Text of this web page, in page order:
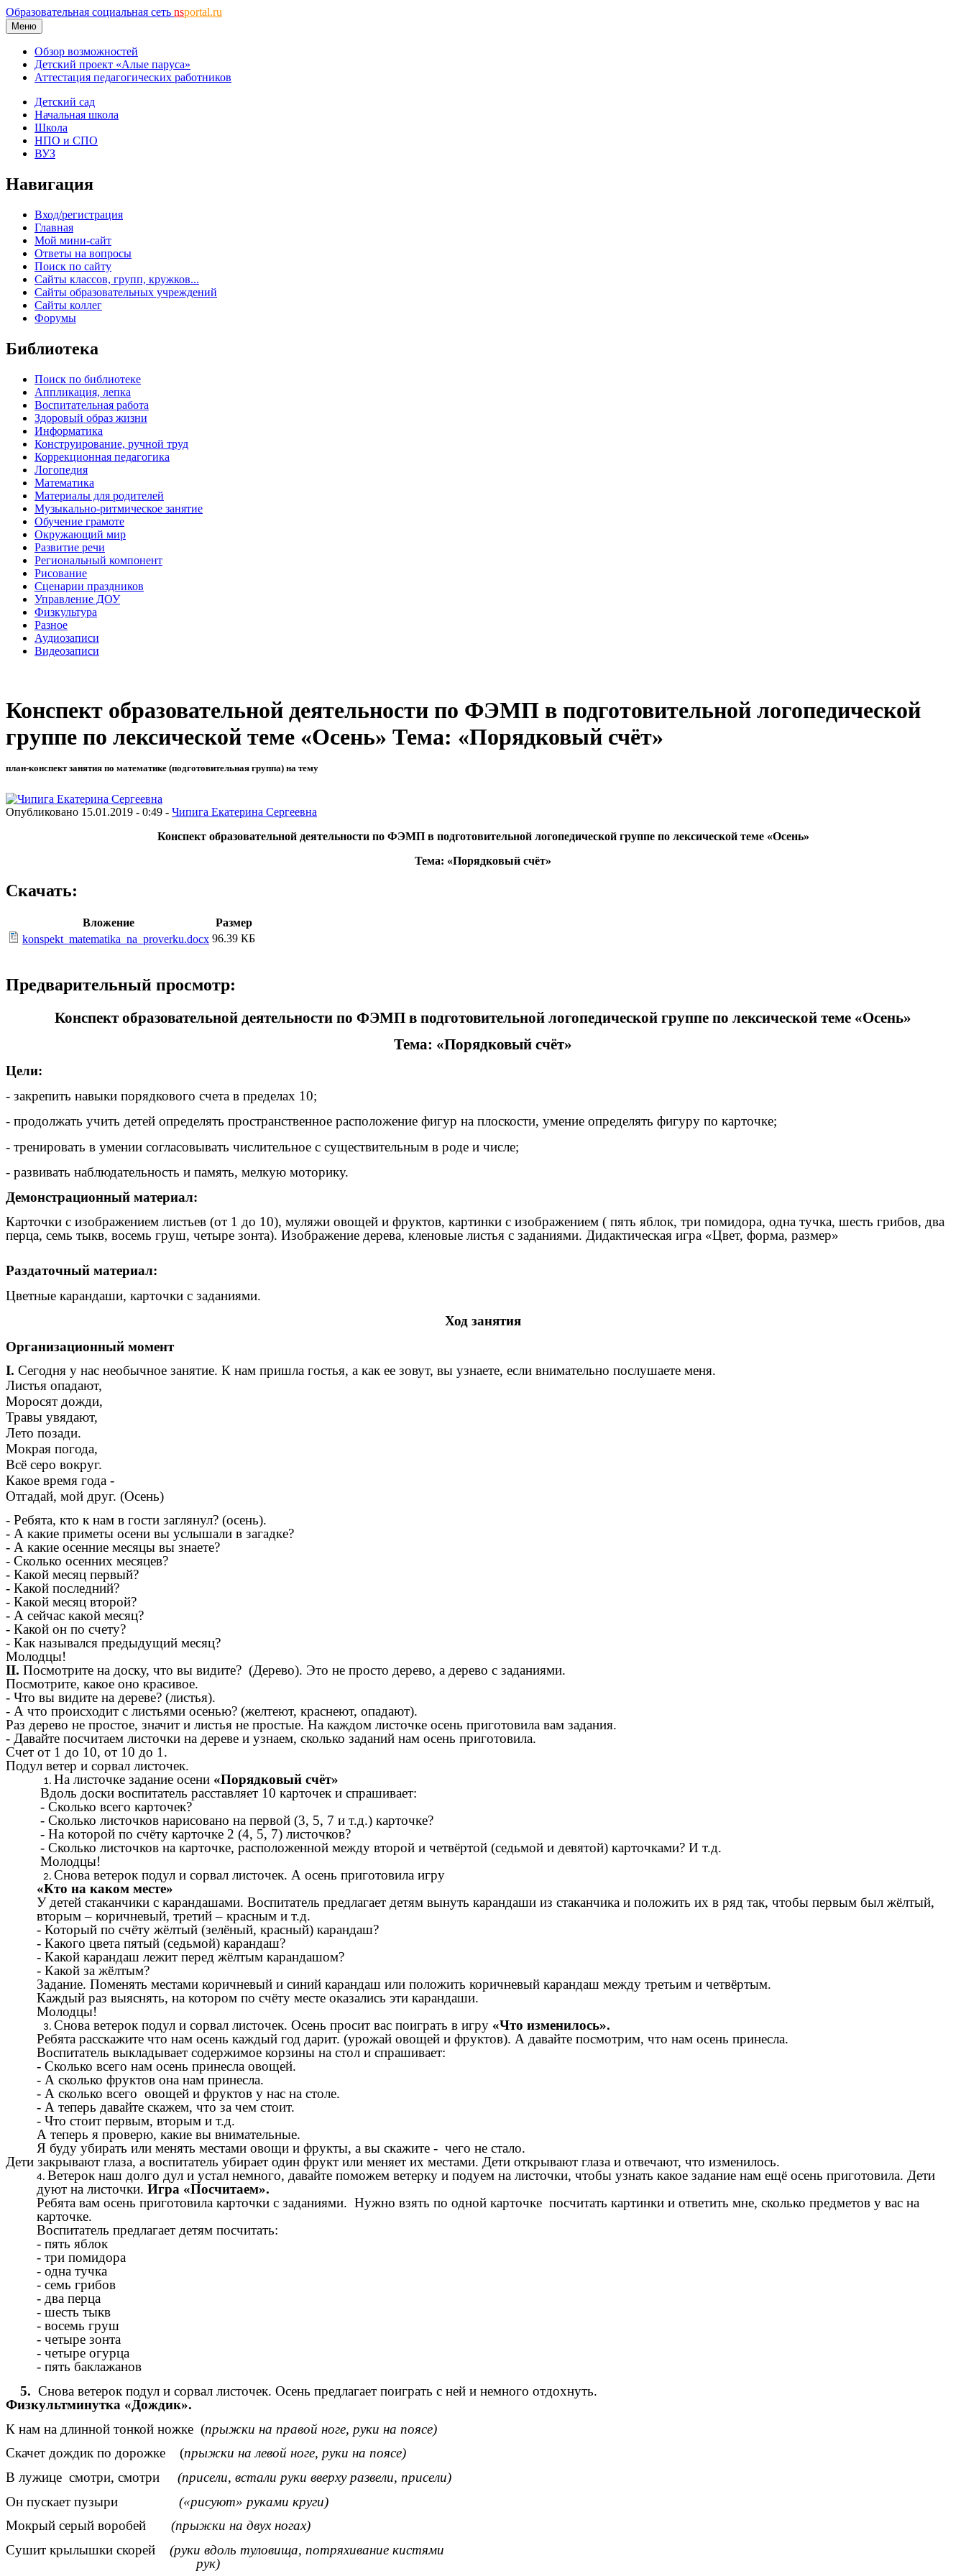
Образовательная социальная сеть nsportal.ru
Меню
Обзор возможностей
Детский проект «Алые паруса»
Аттестация педагогических работников
Детский сад
Начальная школа
Школа
НПО и СПО
ВУЗ
Навигация
Вход/регистрация
Главная
Мой мини-сайт
Ответы на вопросы
Поиск по сайту
Сайты классов, групп, кружков...
Сайты образовательных учреждений
Сайты коллег
Форумы
Библиотека
Поиск по библиотеке
Аппликация, лепка
Воспитательная работа
Здоровый образ жизни
Информатика
Конструирование, ручной труд
Коррекционная педагогика
Логопедия
Математика
Материалы для родителей
Музыкально-ритмическое занятие
Обучение грамоте
Окружающий мир
Развитие речи
Региональный компонент
Рисование
Сценарии праздников
Управление ДОУ
Физкультура
Разное
Аудиозаписи
Видеозаписи
Конспект образовательной деятельности по ФЭМП в подготовительной логопедической
группе по лексической теме «Осень» Тема: «Порядковый счёт»
план-конспект занятия по математике (подготовительная группа) на тему
Опубликовано 15.01.2019 - 0:49 - Чипига Екатерина Сергеевна
Конспект образовательной деятельности по ФЭМП в подготовительной логопедической группе по лексической теме «Осень»
Тема: «Порядковый счёт»
Скачать:
Вложение
Размер
konspekt_matematika_na_proverku.docx 96.39 КБ
Предварительный просмотр:
Конспект образовательной деятельности по ФЭМП в подготовительной логопедической группе по лексической теме «Осень»
Тема: «Порядковый счёт»
Цели:
- закрепить навыки порядкового счета в пределах 10;
- продолжать учить детей определять пространственное расположение фигур на плоскости, умение определять фигуру по карточке;
- тренировать в умении согласовывать числительное с существительным в роде и числе;
- развивать наблюдательность и память, мелкую моторику.
Демонстрационный материал:
Карточки с изображением листьев (от 1 до 10), муляжи овощей и фруктов, картинки с изображением ( пять яблок, три помидора, одна тучка, шесть грибов, два
перца, семь тыкв, восемь груш, четыре зонта). Изображение дерева, кленовые листья с заданиями. Дидактическая игра «Цвет, форма, размер»
Раздаточный материал:
Цветные карандаши, карточки с заданиями.
Ход занятия
Организационный момент
I. Сегодня у нас необычное занятие. К нам пришла гостья, а как ее зовут, вы узнаете, если внимательно послушаете меня.
Листья опадают,
Моросят дожди,
Травы увядают,
Лето позади.
Мокрая погода,
Всё серо вокруг.
Какое время года -
Отгадай, мой друг. (Осень)
- Ребята, кто к нам в гости заглянул? (осень).
- А какие приметы осени вы услышали в загадке?
- А какие осенние месяцы вы знаете?
- Сколько осенних месяцев?
- Какой месяц первый?
- Какой последний?
- Какой месяц второй?
- А сейчас какой месяц?
- Какой он по счету?
- Как назывался предыдущий месяц?
Молодцы!
II. Посмотрите на доску, что вы видите? (Дерево). Это не просто дерево, а дерево с заданиями.
Посмотрите, какое оно красивое.
- Что вы видите на дереве? (листья).
- А что происходит с листьями осенью? (желтеют, краснеют, опадают).
Раз дерево не простое, значит и листья не простые. На каждом листочке осень приготовила вам задания.
- Давайте посчитаем листочки на дереве и узнаем, сколько заданий нам осень приготовила.
Счет от 1 до 10, от 10 до 1.
Подул ветер и сорвал листочек.
На листочке задание осени «Порядковый счёт»
Вдоль доски воспитатель расставляет 10 карточек и спрашивает:
- Сколько всего карточек?
- Сколько листочков нарисовано на первой (3, 5, 7 и т.д.) карточке?
- На которой по счёту карточке 2 (4, 5, 7) листочков?
- Сколько листочков на карточке, расположенной между второй и четвёртой (седьмой и девятой) карточками? И т.д.
Молодцы!
Снова ветерок подул и сорвал листочек. А осень приготовила игру
«Кто на каком месте»
У детей стаканчики с карандашами. Воспитатель предлагает детям вынуть карандаши из стаканчика и положить их в ряд так, чтобы первым был жёлтый,
вторым – коричневый, третий – красным и т.д.
- Который по счёту жёлтый (зелёный, красный) карандаш?
- Какого цвета пятый (седьмой) карандаш?
- Какой карандаш лежит перед жёлтым карандашом?
- Какой за жёлтым?
Задание. Поменять местами коричневый и синий карандаш или положить коричневый карандаш между третьим и четвёртым.
Каждый раз выяснять, на котором по счёту месте оказались эти карандаши.
Молодцы!
Снова ветерок подул и сорвал листочек. Осень просит вас поиграть в игру «Что изменилось».
Ребята расскажите что нам осень каждый год дарит. (урожай овощей и фруктов). А давайте посмотрим, что нам осень принесла.
Воспитатель выкладывает содержимое корзины на стол и спрашивает:
- Сколько всего нам осень принесла овощей.
- А сколько фруктов она нам принесла.
- А сколько всего овощей и фруктов у нас на столе.
- А теперь давайте скажем, что за чем стоит.
- Что стоит первым, вторым и т.д.
А теперь я проверю, какие вы внимательные.
Я буду убирать или менять местами овощи и фрукты, а вы скажите - чего не стало.
Дети закрывают глаза, а воспитатель убирает один фрукт или меняет их местами. Дети открывают глаза и отвечают, что изменилось.
Ветерок наш долго дул и устал немного, давайте поможем ветерку и подуем на листочки, чтобы узнать какое задание нам ещё осень приготовила. Дети
дуют на листочки. Игра «Посчитаем».
Ребята вам осень приготовила карточки с заданиями. Нужно взять по одной карточке посчитать картинки и ответить мне, сколько предметов у вас на
карточке.
Воспитатель предлагает детям посчитать:
- пять яблок
- три помидора
- одна тучка
- семь грибов
- два перца
- шесть тыкв
- восемь груш
- четыре зонта
- четыре огурца
- пять баклажанов
5. Снова ветерок подул и сорвал листочек. Осень предлагает поиграть с ней и немного отдохнуть.
Физкультминутка «Дождик».
К нам на длинной тонкой ножке (прыжки на правой ноге, руки на поясе)
Скачет дождик по дорожке (прыжки на левой ноге, руки на поясе)
В лужице смотри, смотри (присели, встали руки вверху развели, присели)
Он пускает пузыри («рисуют» руками круги)
Мокрый серый воробей (прыжки на двух ногах)
Сушит крылышки скорей (руки вдоль туловища, потряхивание кистями
рук)